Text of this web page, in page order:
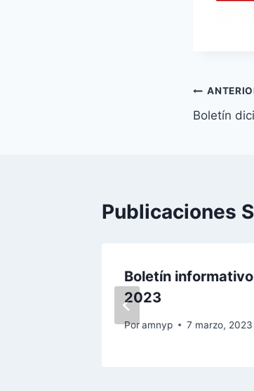
de
Boletín
Publicaciones
Boletín
2023
Poramnyp 7 marzo, 2023